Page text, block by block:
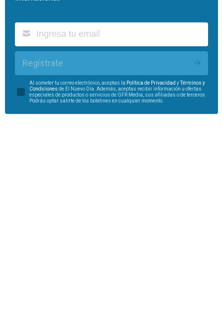
Regístrate
Al someter tu correo electrónico, aceptas la Política de Privacidad yTérminos y
Condiciones de El Nuevo Día. Además, aceptas recibir información u ofertas
especiales de productos o servicios de GFR Media, sus afiliadas o de terceros.
Podrás optar salirte de los boletines en cualquier momento.